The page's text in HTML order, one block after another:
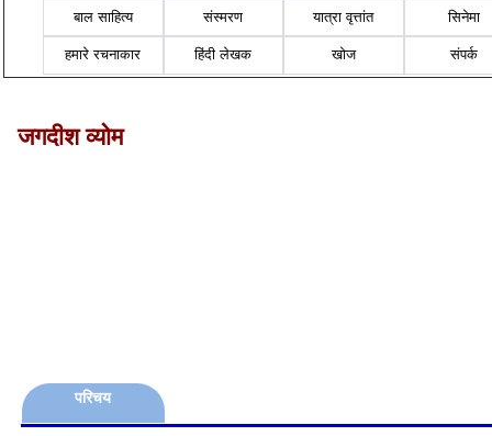
बाल साहित्य संस्मरण यात्रा वृत्तांत सिनेमा
हमारे रचनाकार हिंदी लेखक खोज संपर्क
जगदीश व्योम
परिचय